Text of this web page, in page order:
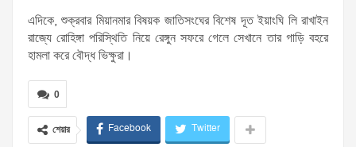
এদিকে, শুক্রবার মিয়ানমার বিষয়ক জাতিসংঘের বিশেষ দূত ইয়াংঘি লি রাখাইন
রাজ্যে রোহিঙ্গা পরিস্থিতি নিয়ে রেঙ্গুন সফরে গেলে সেখানে তার গাড়ি বহরে
হামলা করে বৌদ্ধ ভিক্ষুরা।
0
শেয়ার Facebook Twitter